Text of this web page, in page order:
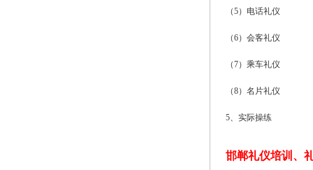
（5）电话礼仪
（6）会客礼仪
（7）乘车礼仪
（8）名片礼仪
5、实际操练
邯郸礼仪培训、